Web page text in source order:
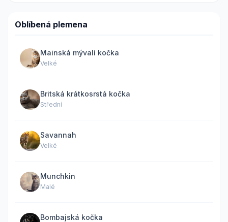
Oblíbená plemena
Mainská mývalí kočka
Velké
Britská krátkosrstá kočka
Střední
Savannah
Velké
Munchkin
Malé
Bombajská kočka